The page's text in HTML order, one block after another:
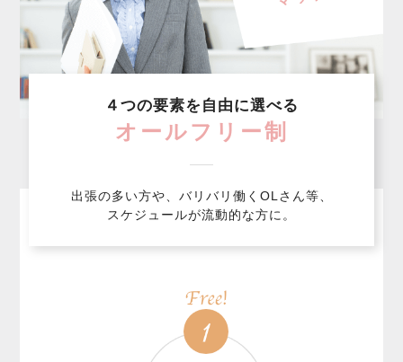
４つの要素を自由に選べる
オールフリー制
出張の多い方や、バリバリ働くOLさん等、
スケジュールが流動的な方に。